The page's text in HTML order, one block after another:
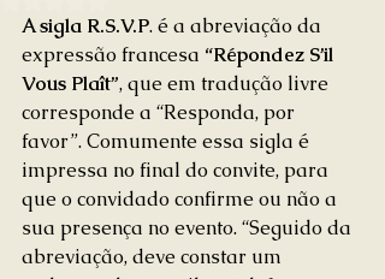
A sigla R.S.V.P. é a abreviação da
expressão francesa “Répondez S’il
Vous Plaît”, que em tradução livre
corresponde a “Responda, por
favor”. Comumente essa sigla é
impressa no final do convite, para
que o convidado confirme ou não a
sua presença no evento. “Seguido da
abreviação, deve constar um